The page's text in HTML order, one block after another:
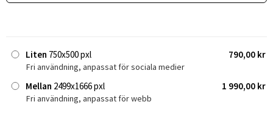
Liten 750x500 pxl 790,00 kr
Fri användning, anpassat för sociala medier
Mellan 2499x1666 pxl 1 990,00 kr
Fri användning, anpassat för webb